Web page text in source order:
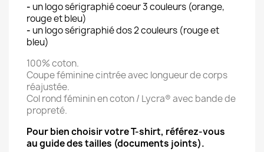
- un logo sérigraphié coeur 3 couleurs (orange,
rouge et bleu)
- un logo sérigraphié dos 2 couleurs (rouge et
bleu)
100% coton.
Coupe féminine cintrée avec longueur de corps
réajustée.
Col rond féminin en coton / Lycra® avec bande de
propreté.
Pour bien choisir votre T-shirt, référez-vous
au guide des tailles (documents joints).